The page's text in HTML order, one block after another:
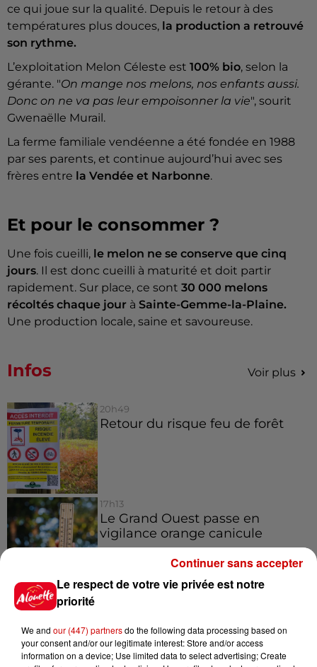
ce qui joue sur la qualité. Depuis le retour à des
températures plus douces, la production a retrouvé
son rythme.
L’exploitation Melon Céleste est 100% bio, selon la
gérante. "On mange nos melons, nos enfants aussi.
Donc on ne va pas leur empoisonner la vie", sourit
Gwenaëlle Murail.
La ferme familiale vendéenne a été fondée en 1988
par ses parents, et continue aujourd’hui avec ses
frères entre la Vendée et Narbonne.
Et pour le consommer ?
Une fois cueilli, le melon ne se conserve que cinq
jours. Il est donc cueilli à maturité et doit partir
rapidement. Sur place, ce sont 30 000 melons
récoltés chaque jour à Sainte-Gemme-la-Plaine.
Une production locale, saine et savoureuse.
Infos Voir plus
20h49
Retour du risque feu de forêt
17h13
Le Grand Ouest passe en
vigilance orange canicule
sur les lunettes de protection
Le respect de votre vie privée est notre
priorité
We and our (447) partnersdo the following data processing based on
your consent and/or our legitimate interest: Store and/or access
information on a device; Use limited data to select advertising; Create
Continuer sans accepter